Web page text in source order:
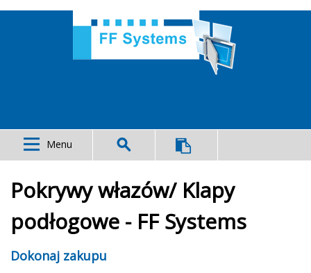
Menu
Pokrywy włazów/ Klapy
podłogowe - FF Systems
Dokonaj zakupu